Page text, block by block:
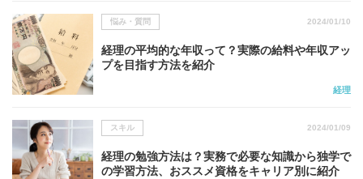
悩み・質問 2024/01/10
経理の平均的な年収って？実際の給料や年収アッ
プを目指す方法を紹介
経理
スキル 2024/01/09
経理の勉強方法は？実務で必要な知識から独学で
の学習方法、おススメ資格をキャリア別に紹介